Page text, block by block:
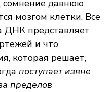
сомнение давнюю
мозгом клетки. Все
ДНК представляет
и что
которая решает,
поступает извне
пределов